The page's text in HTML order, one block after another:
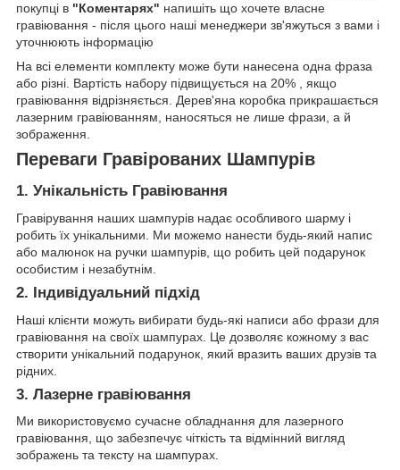
покупці в "Коментарях" напишіть що хочете власне
гравіювання - після цього наші менеджери зв'яжуться з вами і
уточнюють інформацію
На всі елементи комплекту може бути нанесена одна фраза
або різні. Вартість набору підвищується на 20% , якщо
гравіювання відрізняється. Дерев'яна коробка прикрашається
лазерним гравіюванням, наносяться не лише фрази, а й
зображення.
Переваги Гравірованих Шампурів
1. Унікальність Гравіювання
Гравірування наших шампурів надає особливого шарму і
робить їх унікальними. Ми можемо нанести будь-який напис
або малюнок на ручки шампурів, що робить цей подарунок
особистим і незабутнім.
2. Індивідуальний підхід
Наші клієнти можуть вибирати будь-які написи або фрази для
гравіювання на своїх шампурах. Це дозволяє кожному з вас
створити унікальний подарунок, який вразить ваших друзів та
рідних.
3. Лазерне гравіювання
Ми використовуємо сучасне обладнання для лазерного
гравіювання, що забезпечує чіткість та відмінний вигляд
зображень та тексту на шампурах.